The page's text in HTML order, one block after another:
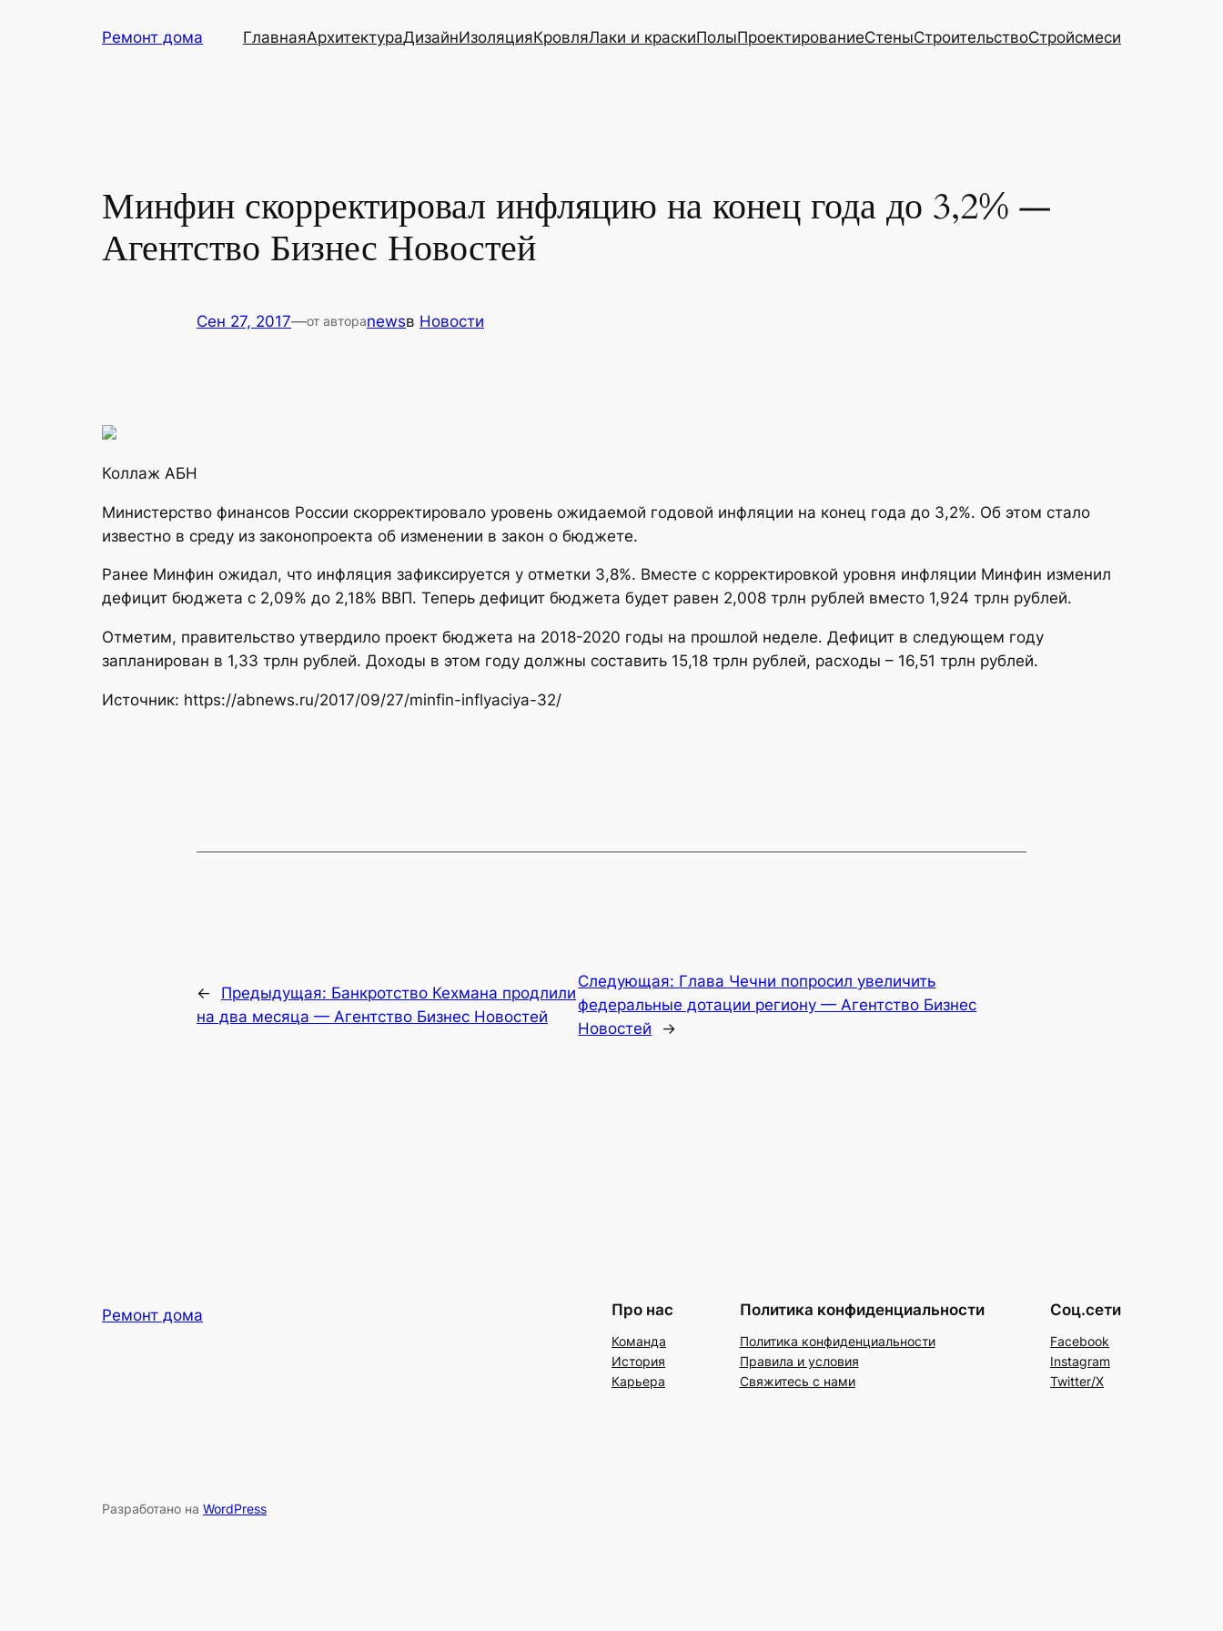
Ремонт дома ГлавнаяАрхитектураДизайнИзоляцияКровляЛаки и краскиПолыПроектированиеСтеныСтроительствоСтройсмеси
Минфин скорректировал инфляцию на конец года до 3,2% —
Агентство Бизнес Новостей
Сен 27, 2017—от автораnewsв Новости
Коллаж АБН
Министерство финансов России скорректировало уровень ожидаемой годовой инфляции на конец года до 3,2%. Об этом стало
известно в среду из законопроекта об изменении в закон о бюджете.
Ранее Минфин ожидал, что инфляция зафиксируется у отметки 3,8%. Вместе с корректировкой уровня инфляции Минфин изменил
дефицит бюджета с 2,09% до 2,18% ВВП. Теперь дефицит бюджета будет равен 2,008 трлн рублей вместо 1,924 трлн рублей.
Отметим, правительство утвердило проект бюджета на 2018-2020 годы на прошлой неделе. Дефицит в следующем году
запланирован в 1,33 трлн рублей. Доходы в этом году должны составить 15,18 трлн рублей, расходы – 16,51 трлн рублей.
Источник: https://abnews.ru/2017/09/27/minfin-inflyaciya-32/
← Предыдущая: Банкротство Кехмана продлили
на два месяца — Агентство Бизнес Новостей
Следующая: Глава Чечни попросил увеличить
федеральные дотации региону — Агентство Бизнес
Новостей
→
Ремонт дома Про нас
Команда
История
Карьера
Политика конфиденциальности
Политика конфиденциальности
Правила и условия
Свяжитесь с нами
Соц.сети
Facebook
Instagram
Twitter/X
Разработано на WordPress